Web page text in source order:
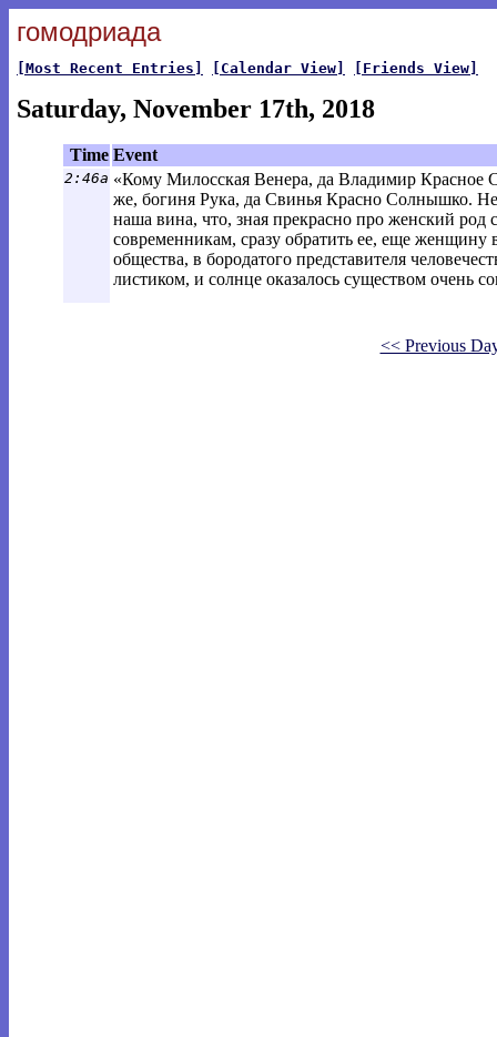
гомодриада
[Most Recent Entries] [Calendar View] [Friends View]
Saturday, November 17th, 2018
Time Event
2:46a «Кому Милосская Венера, да Владимир
же, богиня Рука, да Свинья Красно Солнышко.
наша вина, что, зная прекрасно про женский род
современникам, сразу обратить ее, еще женщину
общества, в бородатого представителя
листиком, и солнце оказалось существом очень
<< Previous